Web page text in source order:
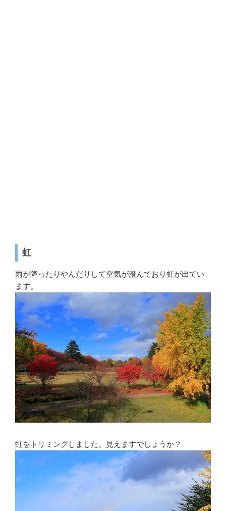
虹
雨が降ったりやんだりして空気が澄んでおり虹が出てい
ます。
虹をトリミングしました。見えますでしょうか？